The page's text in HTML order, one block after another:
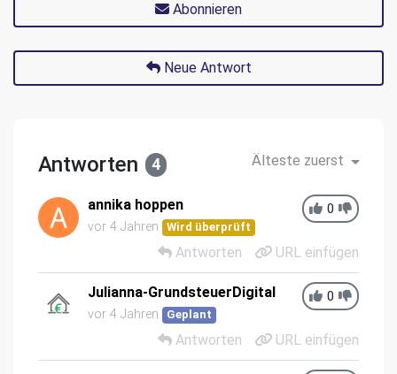
Abonnieren
Neue Antwort
Antworten 4 Älteste zuerst
0
annika hoppen
vor 4 Jahren Wird überprüft
Antworten URL einfügen
0
Julianna-GrundsteuerDigital
vor 4 Jahren Geplant
Antworten URL einfügen